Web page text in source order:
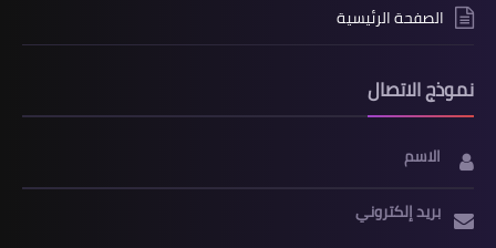
الصفحة الرئيسية
نموذج الاتصال
الاسم
بريد إلكتروني